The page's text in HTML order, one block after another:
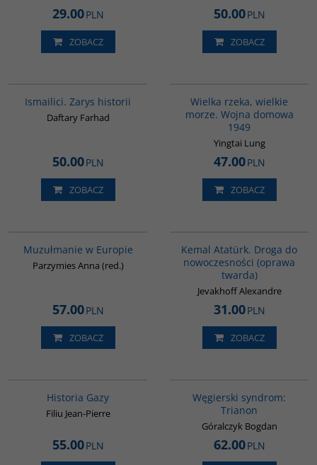
29.00PLN
ZOBACZ
50.00PLN
ZOBACZ
Ismailici. Zarys historii
Daftary Farhad
50.00PLN
ZOBACZ
Wielka rzeka, wielkie
morze. Wojna domowa
1949
Yingtai Lung
47.00PLN
ZOBACZ
Muzułmanie w Europie
Parzymies Anna (red.)
57.00PLN
ZOBACZ
Kemal Atatürk. Droga do
nowoczesności (oprawa
twarda)
Jevakhoff Alexandre
31.00PLN
ZOBACZ
Historia Gazy
Filiu Jean-Pierre
55.00PLN
Węgierski syndrom:
Trianon
Góralczyk Bogdan
62.00PLN